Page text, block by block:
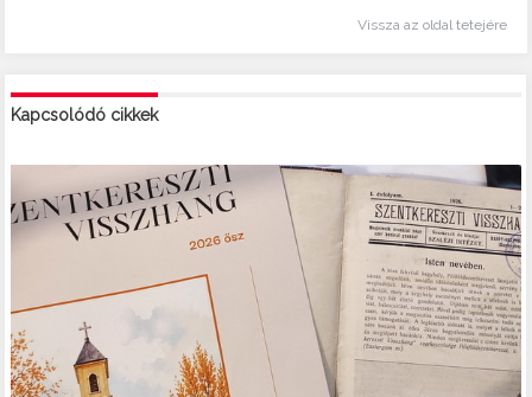
Vissza az oldal tetejére
Kapcsolódó cikkek